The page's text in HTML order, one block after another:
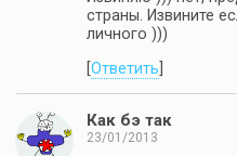
страны. Извините
личного )))
Ответить
Как бэ так
23/01/2013